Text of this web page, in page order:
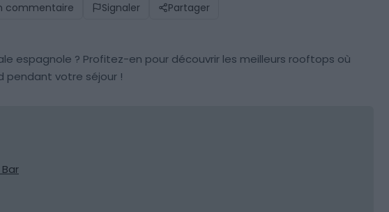
commentaire Signaler Partager
espagnole ? Profitez-en pour découvrir les meilleurs rooftops où
pendant votre séjour !